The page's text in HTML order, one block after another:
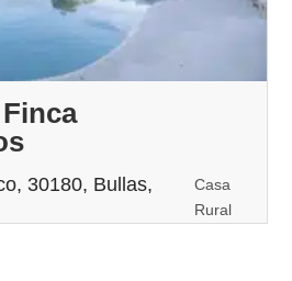
30180, Bullas,
Casa
Rural